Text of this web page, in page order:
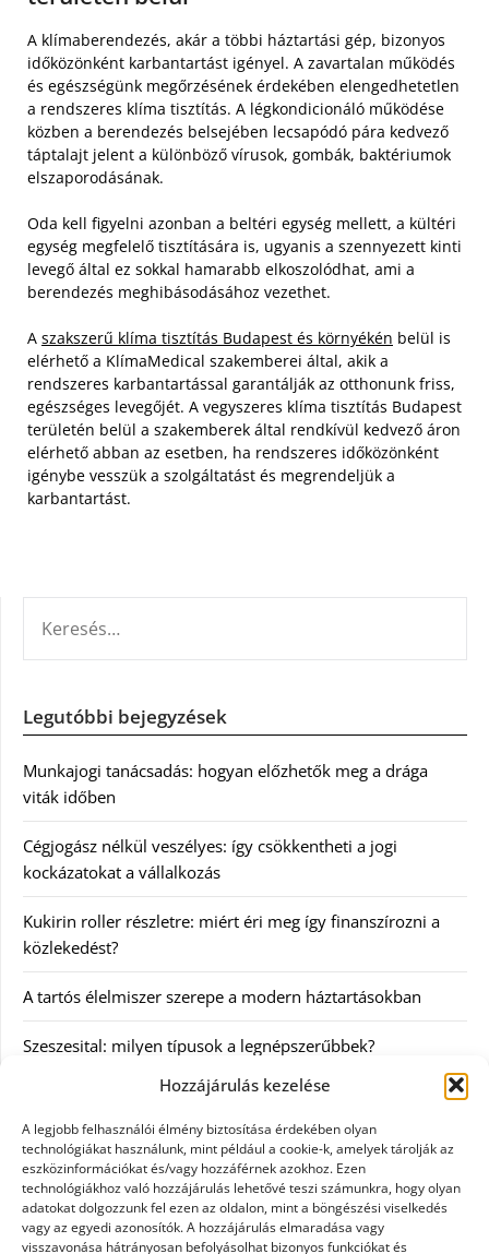
Hozzájárulás kezelése
A legjobb felhasználói élmény biztosítása érdekében olyan
technológiákat használunk, mint például a cookie-k, amelyek tárolják az
eszközinformációkat és/vagy hozzáférnek azokhoz. Ezen
technológiákhoz való hozzájárulás lehetővé teszi számunkra, hogy olyan
adatokat dolgozzunk fel ezen az oldalon, mint a böngészési viselkedés
vagy az egyedi azonosítók. A hozzájárulás elmaradása vagy
visszavonása hátrányosan befolyásolhat bizonyos funkciókat és
A klímaberendezés, akár a többi háztartási gép, bizonyos
időközönként karbantartást igényel. A zavartalan működés
és egészségünk megőrzésének érdekében elengedhetetlen
a rendszeres klíma tisztítás. A légkondicionáló működése
közben a berendezés belsejében lecsapódó pára kedvező
táptalajt jelent a különböző vírusok, gombák, baktériumok
elszaporodásának.
Oda kell figyelni azonban a beltéri egység mellett, a kültéri
egység megfelelő tisztítására is, ugyanis a szennyezett kinti
levegő által ez sokkal hamarabb elkoszolódhat, ami a
berendezés meghibásodásához vezethet.
A szakszerű klíma tisztítás Budapest és környékén belül is
elérhető a KlímaMedical szakemberei által, akik a
rendszeres karbantartással garantálják az otthonunk friss,
egészséges levegőjét. A vegyszeres klíma tisztítás Budapest
területén belül a szakemberek által rendkívül kedvező áron
elérhető abban az esetben, ha rendszeres időközönként
igénybe vesszük a szolgáltatást és megrendeljük a
karbantartást.
Legutóbbi bejegyzések
Munkajogi tanácsadás: hogyan előzhetők meg a drága
viták időben
Cégjogász nélkül veszélyes: így csökkentheti a jogi
kockázatokat a vállalkozás
Kukirin roller részletre: miért éri meg így finanszírozni a
közlekedést?
A tartós élelmiszer szerepe a modern háztartásokban
Szeszesital: milyen típusok a legnépszerűbbek?
Egyéb
Irodalom